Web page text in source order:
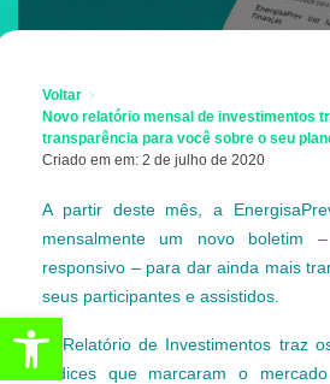
Voltar
Novo relatório mensal de investimentos
transparência para você sobre o seu
Criado em em: 2 de julho de 2020
A partir deste mês, a
mensalmente um novo boletim
responsivo – para dar ainda mais
seus participantes e assistidos.
O Relatório de Investimentos traz
índices que marcaram o
Abrir a barra de